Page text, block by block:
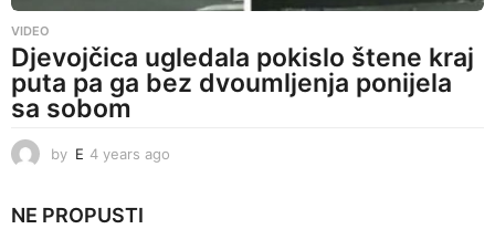
VIDEO
Djevojčica ugledala pokislo štene kraj
puta pa ga bez dvoumljenja ponijela
sa sobom
by E 4 years ago
NE PROPUSTI